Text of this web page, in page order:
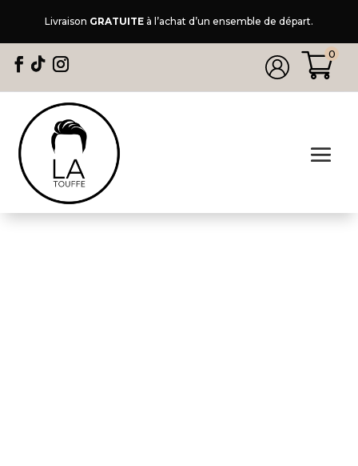
Livraison GRATUITE à l’achat d’un ensemble de départ.
0